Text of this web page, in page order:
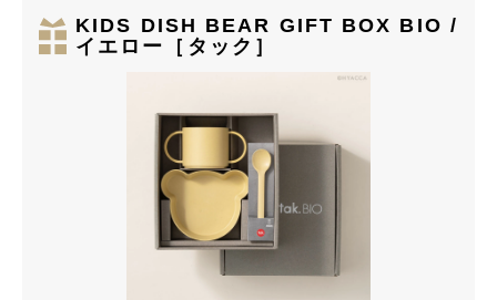
KIDS DISH BEAR GIFT BOX BIO /
イエロー［タック］